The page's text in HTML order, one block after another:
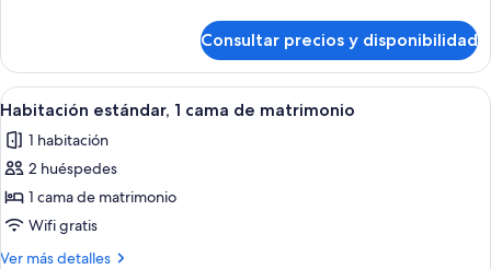
de
matrimonio
estándar,
cama
matrimonio
Consultar precios y disponibilidad
Abrir
todas
las
fotos
de
Habitación
estándar,
Una habitación de hotel moderna
7
Habitación estándar, 1 cama de matrimonio
1 habitación
2 huéspedes
1 cama de matrimonio
Wifi gratis
Ver más detalles
Más